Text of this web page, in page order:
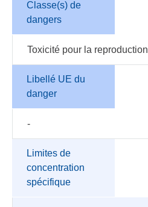
Classe(s) de
dangers
Toxicité pour la reproduction
Libellé UE du
danger
-
Limites de
concentration
spécifique